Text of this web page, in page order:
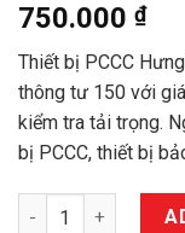
750.000 ₫
Thiết bị PCCC
thông tư 150 với
kiểm tra tải trọng.
bị PCCC, thiết bị
Cáng cứu thương